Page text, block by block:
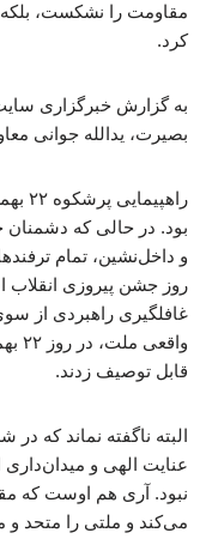
مقاومت را نشکست،
کرد.
به گزارش خبرگزاری
بصیرت، یدالله جوانی
بود. در حالی که
و داخل‌نشین، تمام
روز جشن پیروزی انقلاب
غافلگیری راهبردی از
قابل توصیف زدند.
البته ناگفته نماند که
عنایت الهی و
نبود. آری هم اوست که
می‌کند و ملتی را متحد و